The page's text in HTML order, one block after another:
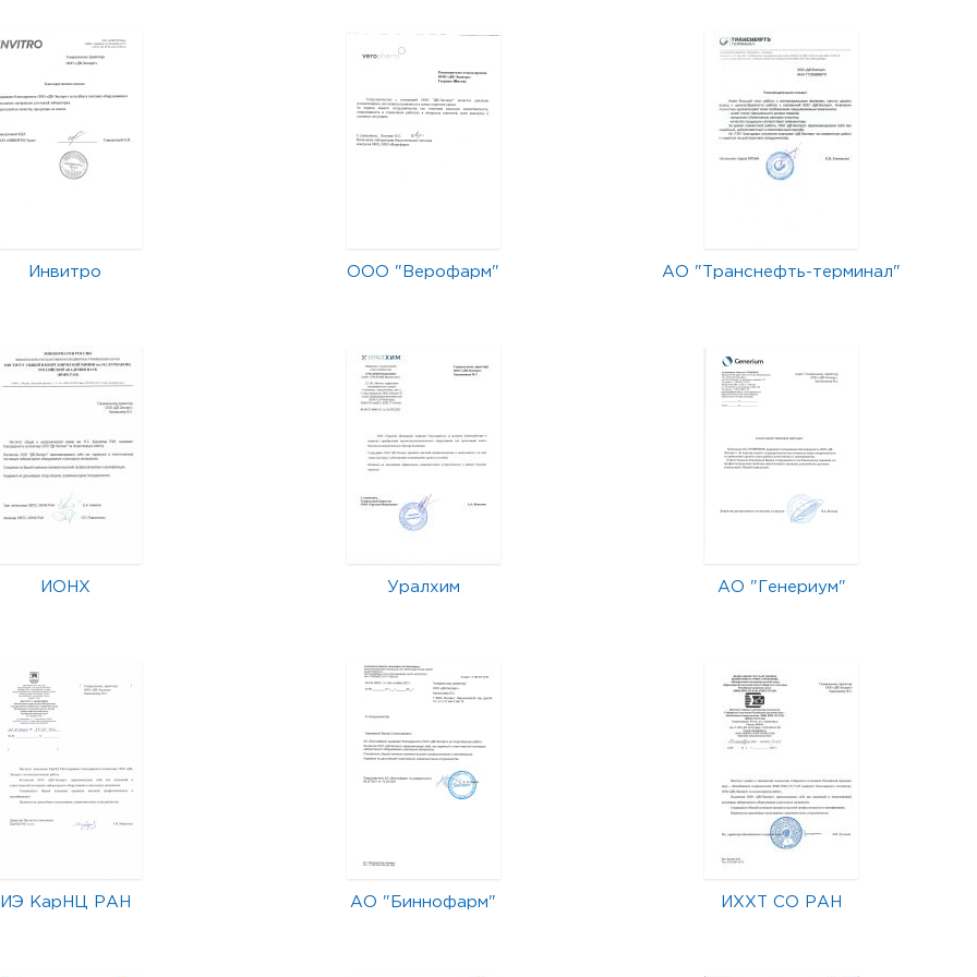
Инвитро ООО "Верофарм" АО "Транснефть-терминал"
ИОНХ Уралхим АО "Генериум"
ИЭ КарНЦ РАН АО "Биннофарм" ИХХТ СО РАН